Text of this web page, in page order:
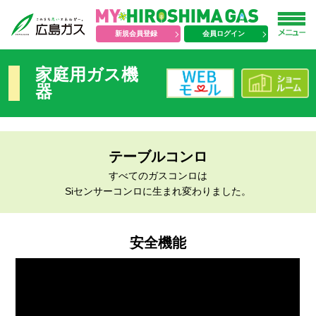
新規会員登録 会員ログイン
家庭用ガス機
器
テーブルコンロ
すべてのガスコンロは
Siセンサーコンロに生まれ変わりました。
安全機能